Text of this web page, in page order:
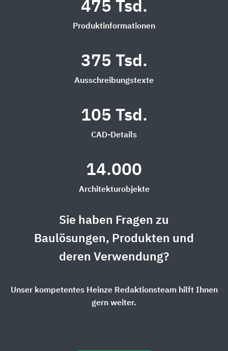
475 Tsd.
Produktinformationen
375 Tsd.
Ausschreibungstexte
105 Tsd.
CAD-Details
14.000
Architekturobjekte
Sie haben Fragen zu
Baulösungen, Produkten und
deren Verwendung?
Unser kompetentes Heinze Redaktionsteam hilft Ihnen
gern weiter.